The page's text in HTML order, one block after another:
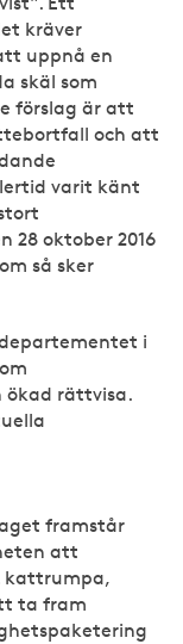
kräver
uppnå en
skäl som
förslag är att
och att
varit känt
28 oktober 2016
så sker
i
ökad rättvisa.
framstår
att
kattrumpa,
ta fram